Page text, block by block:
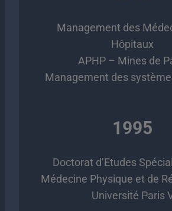
Management des
Hôpitaux
APHP – Mines de
Management des
1995
Doctorat d’Etudes
Médecine Physique et de
Université Paris